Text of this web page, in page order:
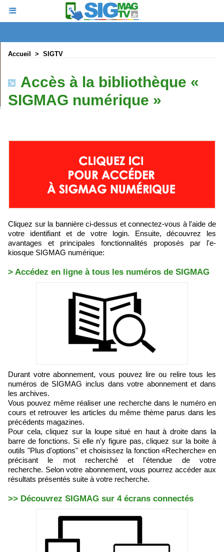
Accueil > SIGTV
Accès à la bibliothèque «
SIGMAG numérique »
Cliquez sur la bannière ci-dessus et connectez-vous à l'aide de
votre identifiant et de votre login. Ensuite, découvrez les
avantages et principales fonctionnalités proposés par l'e-
kiosque SIGMAG numérique:
> Accédez en ligne à tous les numéros de SIGMAG
Durant votre abonnement, vous pouvez lire ou relire tous les
numéros de SIGMAG inclus dans votre abonnement et dans
les archives.
Vous pouvez même réaliser une recherche dans le numéro en
cours et retrouver les articles du même thème parus dans les
précédents magazines.
Pour cela, cliquez sur la loupe situé en haut à droite dans la
barre de fonctions. Si elle n'y figure pas, cliquez sur la boite à
outils "Plus d'options" et choisissez la fonction «Recherche» en
précisant le mot recherché et l'étendue de votre
recherche. Selon votre abonnement, vous pourrez accéder aux
résultats présentés suite à votre recherche.
>> Découvrez SIGMAG sur 4 écrans connectés